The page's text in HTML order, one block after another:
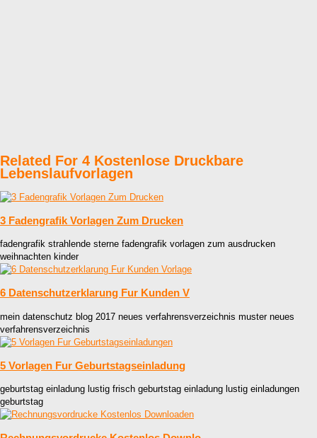
Related For 4 Kostenlose Druckbare
Lebenslaufvorlagen
3 Fadengrafik Vorlagen Zum Drucken
fadengrafik strahlende sterne fadengrafik vorlagen zum ausdrucken
weihnachten kinder
6 Datenschutzerklarung Fur Kunden V
mein datenschutz blog 2017 neues verfahrensverzeichnis muster neues
verfahrensverzeichnis
5 Vorlagen Fur Geburtstagseinladung
geburtstag einladung lustig frisch geburtstag einladung lustig einladungen
geburtstag